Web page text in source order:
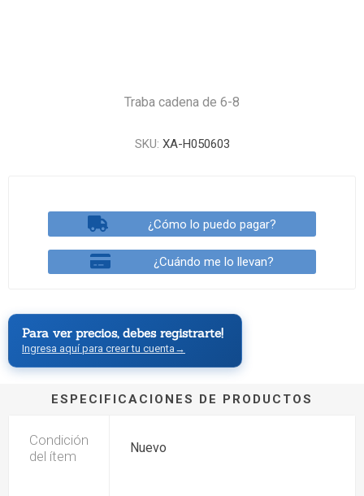
Traba cadena de 6-8
SKU: XA-H050603
¿Cómo lo puedo pagar?
¿Cuándo me lo llevan?
Para ver precios, debes registrarte!
Ingresa aquí para crear tu cuenta →
ESPECIFICACIONES DE PRODUCTOS
Condición
del ítem
Nuevo